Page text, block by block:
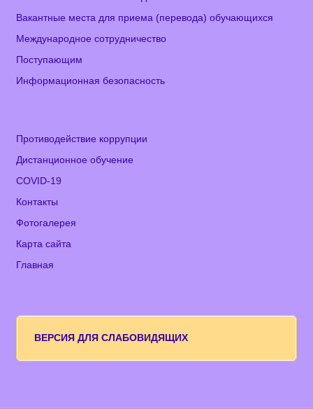
Вакантные места для приема (перевода) обучающихся
Международное сотрудничество
Поступающим
Информационная безопасность
Противодействие коррупции
Дистанционное обучение
COVID-19
Контакты
Фотогалерея
Карта сайта
Главная
ВЕРСИЯ ДЛЯ СЛАБОВИДЯЩИХ